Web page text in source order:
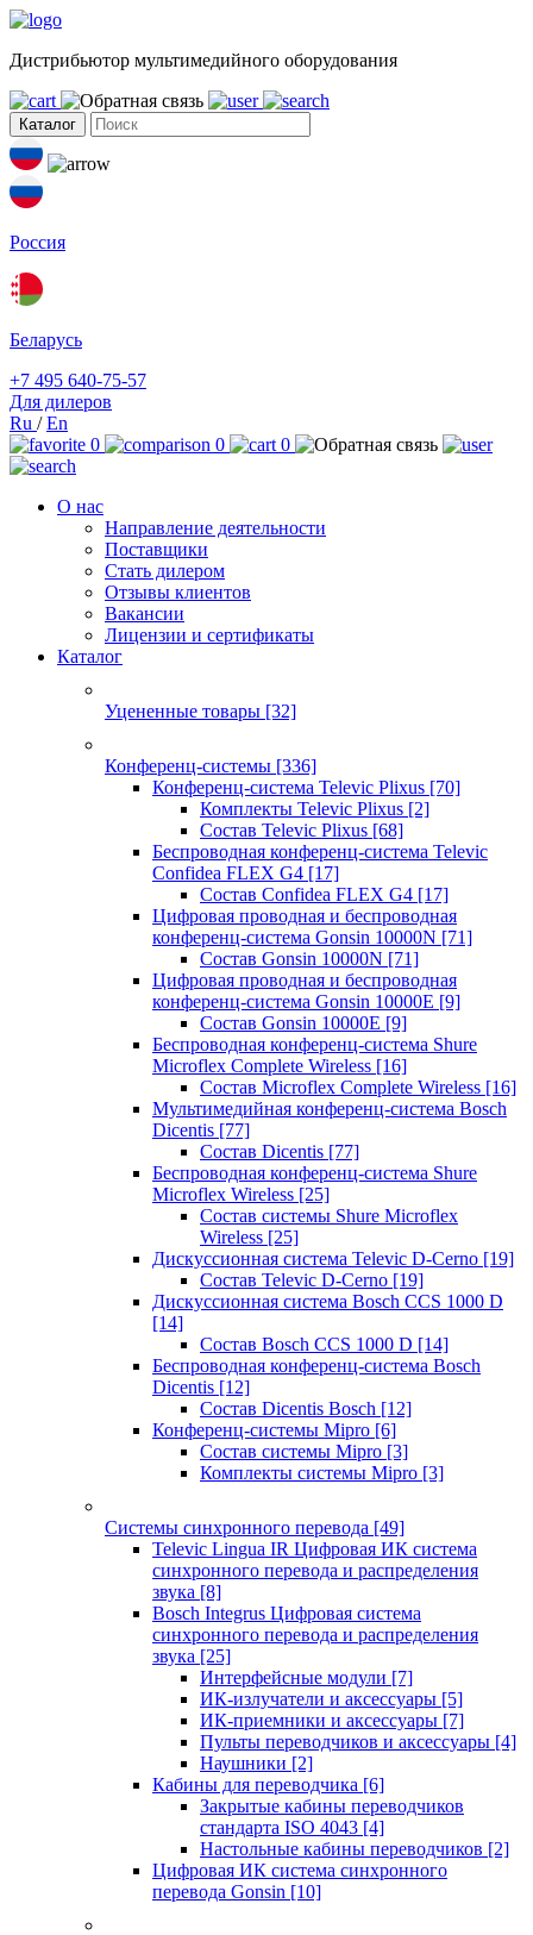
Дистрибьютор мультимедийного оборудования
Каталог
Россия
Беларусь
+7 495 640-75-57
Для дилеров
Ru /En
0
0 0
О нас
Направление деятельности
Поставщики
Стать дилером
Отзывы клиентов
Вакансии
Лицензии и сертификаты
Каталог
Уцененные товары [32]
Конференц-системы [336]
Конференц-система Televic Plixus [70]
Комплекты Televic Plixus [2]
Состав Televic Plixus [68]
Беспроводная конференц-система Televic
Confidea FLEX G4 [17]
Состав Confidea FLEX G4 [17]
Цифровая проводная и беспроводная
конференц-система Gonsin 10000N [71]
Состав Gonsin 10000N [71]
Цифровая проводная и беспроводная
конференц-система Gonsin 10000E [9]
Состав Gonsin 10000E [9]
Беспроводная конференц-система Shure
Microflex Complete Wireless [16]
Состав Microflex Complete Wireless [16]
Мультимедийная конференц-система Bosch
Dicentis [77]
Состав Dicentis [77]
Беспроводная конференц-система Shure
Microflex Wireless [25]
Состав системы Shure Microflex
Wireless [25]
Дискуссионная система Televic D-Cerno [19]
Состав Televic D-Cerno [19]
Дискуссионная система Bosch CCS 1000 D
[14]
Состав Bosch CCS 1000 D [14]
Беспроводная конференц-система Bosch
Dicentis [12]
Состав Dicentis Bosch [12]
Конференц-системы Mipro [6]
Состав системы Mipro [3]
Комплекты системы Mipro [3]
Системы синхронного перевода [49]
Televic Lingua IR Цифровая ИК система
синхронного перевода и распределения
звука [8]
Bosch Integrus Цифровая система
синхронного перевода и распределения
звука [25]
Интерфейсные модули [7]
ИК-излучатели и аксессуары [5]
ИК-приемники и аксессуары [7]
Пульты переводчиков и аксессуары [4]
Наушники [2]
Кабины для переводчика [6]
Закрытые кабины переводчиков
стандарта ISO 4043 [4]
Настольные кабины переводчиков [2]
Цифровая ИК система синхронного
перевода Gonsin [10]